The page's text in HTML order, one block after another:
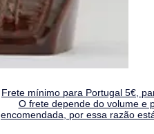
Frete mínimo para Portugal 5€,
O frete depende do volume e
encomendada, por essa razão